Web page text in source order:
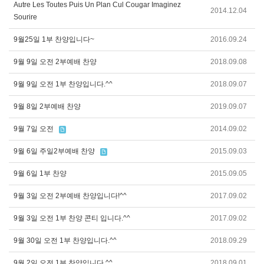
Autre Les Toutes Puis Un Plan Cul Cougar Imaginez
Sourire
2014.12.04
9월25일 1부 찬양입니다~ 2016.09.24
9월 9일 오전 2부예배 찬양 2018.09.08
9월 9일 오전 1부 찬양입니다.^^ 2018.09.07
9월 8일 2부예배 찬양 2019.09.07
9월 7일 오전 2014.09.02
9월 6일 주일2부예배 찬양 2015.09.03
9월 6일 1부 찬양 2015.09.05
9월 3일 오전 2부예배 찬양입니다!^^ 2017.09.02
9월 3일 오전 1부 찬양 콘티 입니다.^^ 2017.09.02
9월 30일 오전 1부 찬양입니다.^^ 2018.09.29